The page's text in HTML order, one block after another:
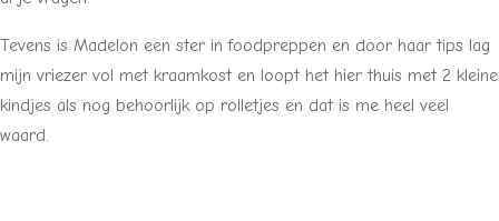
Tevens is Madelon een ster in foodpreppen en door haar tips lag
mijn vriezer vol met kraamkost en loopt het hier thuis met 2 kleine
kindjes als nog behoorlijk op rolletjes en dat is me heel veel
waard.